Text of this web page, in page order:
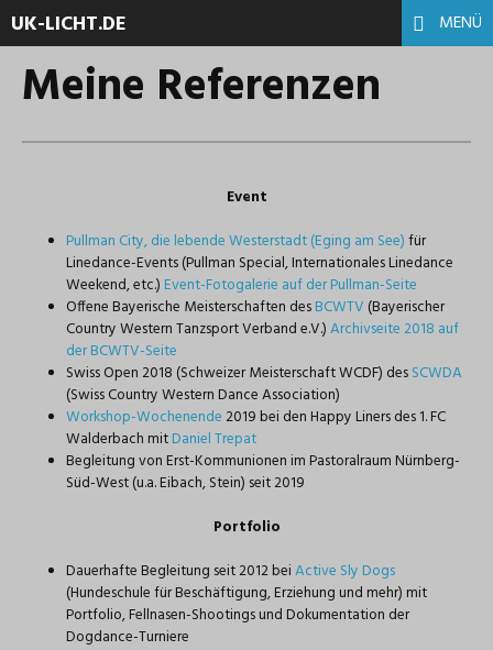
MENÜ
UK-LICHT.DE
Meine Referenzen
Event
Pullman City, die lebende Westerstadt (Eging am See)für
Linedance-Events (Pullman Special, Internationales Linedance
Weekend, etc.) Event-Fotogalerie auf der Pullman-Seite
Offene Bayerische Meisterschaften desBCWTV (Bayerischer
Country Western Tanzsport Verband e.V.)Archivseite 2018 auf
der BCWTV-Seite
Swiss Open 2018 (Schweizer Meisterschaft WCDF) desSCWDA
(Swiss Country Western Dance Association)
Workshop-Wochenende2019 bei den Happy Liners des 1. FC
Walderbach mitDaniel Trepat
Begleitung von Erst-Kommunionen im Pastoralraum Nürnberg-
Süd-West (u.a. Eibach, Stein) seit 2019
Portfolio
Dauerhafte Begleitung seit 2012 beiActive Sly Dogs
(Hundeschule für Beschäftigung, Erziehung und mehr) mit
Portfolio, Fellnasen-Shootings und Dokumentation der
Dogdance-Turniere